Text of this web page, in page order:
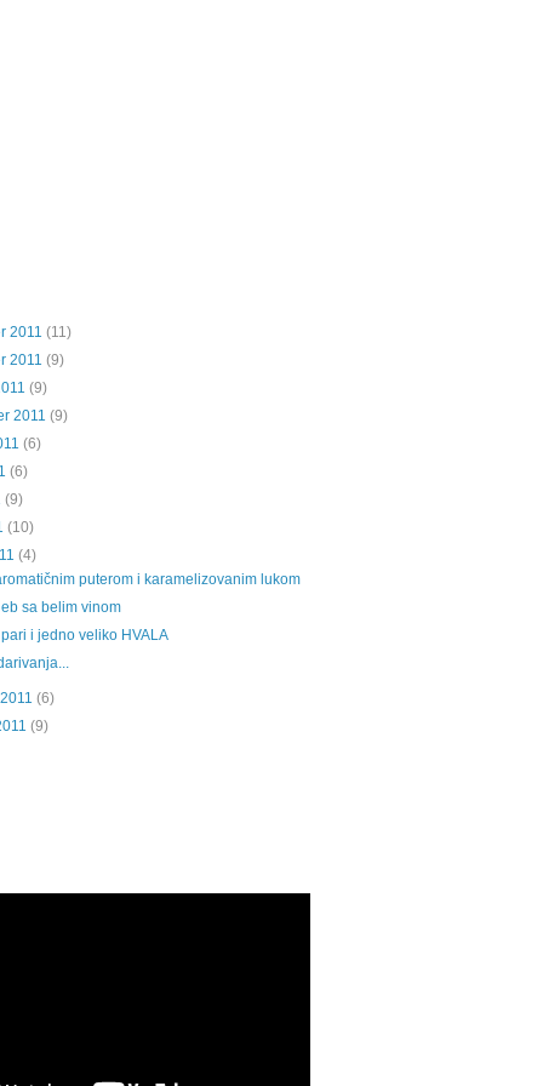
2011 (11)
2011 (9)
(9)
2011 (9)
(6)
(6)
(9)
(10)
(4)
puterom i karamelizovanim lukom
sa belim vinom
i jedno veliko HVALA
(6)
(9)